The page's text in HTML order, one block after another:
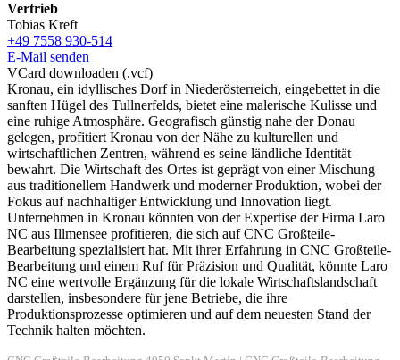
Vertrieb
Tobias Kreft
+49 7558 930-514
E-Mail senden
VCard downloaden (.vcf)
Kronau, ein idyllisches Dorf in Niederösterreich, eingebettet in die
sanften Hügel des Tullnerfelds, bietet eine malerische Kulisse und
eine ruhige Atmosphäre. Geografisch günstig nahe der Donau
gelegen, profitiert Kronau von der Nähe zu kulturellen und
wirtschaftlichen Zentren, während es seine ländliche Identität
bewahrt. Die Wirtschaft des Ortes ist geprägt von einer Mischung
aus traditionellem Handwerk und moderner Produktion, wobei der
Fokus auf nachhaltiger Entwicklung und Innovation liegt.
Unternehmen in Kronau könnten von der Expertise der Firma Laro
NC aus Illmensee profitieren, die sich auf CNC Großteile-
Bearbeitung spezialisiert hat. Mit ihrer Erfahrung in CNC Großteile-
Bearbeitung und einem Ruf für Präzision und Qualität, könnte Laro
NC eine wertvolle Ergänzung für die lokale Wirtschaftslandschaft
darstellen, insbesondere für jene Betriebe, die ihre
Produktionsprozesse optimieren und auf dem neuesten Stand der
Technik halten möchten.